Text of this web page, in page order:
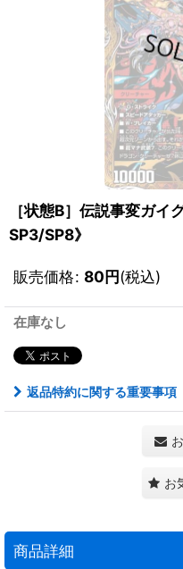
［状態B］伝説事変ガ
SP3/SP8》
販売価格: 80円(税込)
在庫なし
返品特約に関する重要事項
お
商品詳細